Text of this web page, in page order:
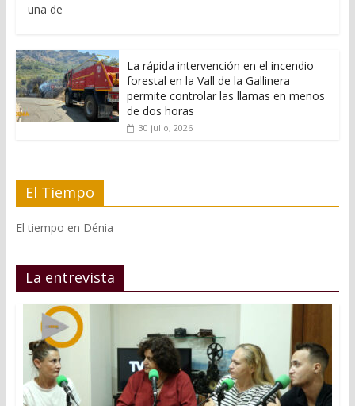
una de
La rápida intervención en el incendio
forestal en la Vall de la Gallinera
permite controlar las llamas en menos
de dos horas
30 julio, 2026
El Tiempo
El tiempo en Dénia
La entrevista